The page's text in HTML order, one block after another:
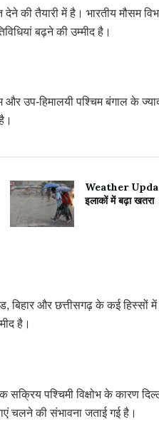
की तैयारी में है। भारतीय मौसम
बढ़ने की उम्मीद है।
उप-हिमालयी पश्चिम बंगाल के
Weather
इलाकों में बढ़ा खतरा
बिहार और छत्तीसगढ़ के कई
है।
पश्चिमी विक्षोभ के कारण
चलने की संभावना जताई गई है।